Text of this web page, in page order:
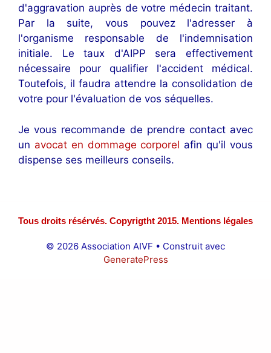
d'aggravation auprès de votre médecin traitant.
Par la suite, vous pouvez l'adresser à
l'organisme responsable de l'indemnisation
initiale. Le taux d'AIPP sera effectivement
nécessaire pour qualifier l'accident médical.
Toutefois, il faudra attendre la consolidation de
votre pour l'évaluation de vos séquelles.
Je vous recommande de prendre contact avec
un avocat en dommage corporel afin qu'il vous
dispense ses meilleurs conseils.
Tous droits résérvés. Copyrigtht 2015. Mentions légales
© 2026 Association AIVF • Construit avec
GeneratePress